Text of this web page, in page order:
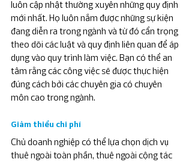
luôn cập nhật thường xuyên những quy định
mới nhất. Họ luôn nắm được những sự kiện
đang diễn ra trong ngành và từ đó cẩn trọng
theo dõi các luật và quy định liên quan để áp
dụng vào quy trình làm việc. Bạn có thể an
tâm rằng các công việc sẽ được thực hiện
đúng cách bởi các chuyên gia có chuyên
môn cao trong ngành.
Giảm thiểu chi phí
Chủ doanh nghiệp có thể lựa chọn dịch vụ
thuê ngoài toàn phần, thuê ngoài cộng tác